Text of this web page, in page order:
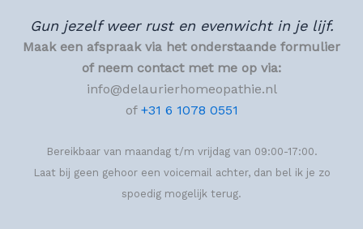
Gun jezelf weer rust en evenwicht in je lijf.
Maak een afspraak via het onderstaande formulier
of neem contact met me op via:
info@delaurierhomeopathie.nl
of +31 6 1078 0551
Bereikbaar van maandag t/m vrijdag van 09:00-17:00.
Laat bij geen gehoor een voicemail achter, dan bel ik je zo
spoedig mogelijk terug.